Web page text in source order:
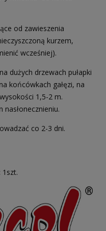
od zawieszenia
kurzem,
wcześniej).
na dużych drzewach pułapki
końcówkach gałęzi, na
1,5-2 m.
co 2-3 dni.
1szt.